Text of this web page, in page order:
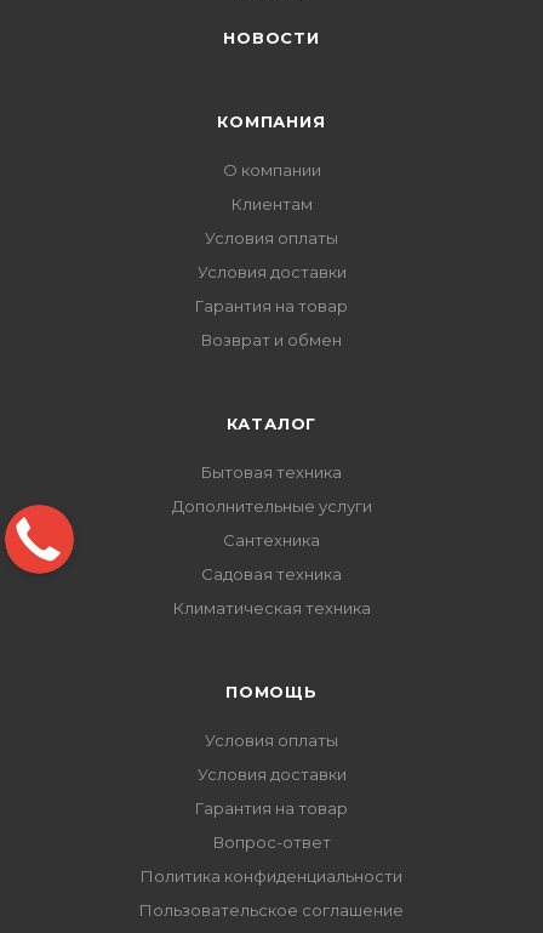
НОВОСТИ
КОМПАНИЯ
О компании
Клиентам
Условия оплаты
Условия доставки
Гарантия на товар
Возврат и обмен
КАТАЛОГ
Бытовая техника
Дополнительные услуги
Сантехника
Садовая техника
Климатическая техника
ПОМОЩЬ
Условия оплаты
Условия доставки
Гарантия на товар
Вопрос-ответ
Политика конфиденциальности
Пользовательское соглашение